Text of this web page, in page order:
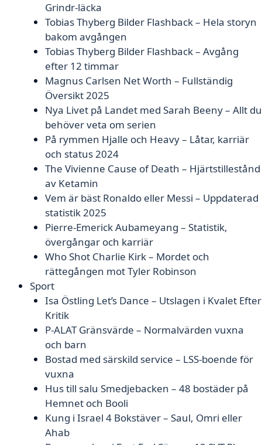
Grindr-läcka
Tobias Thyberg Bilder Flashback – Hela storyn
bakom avgången
Tobias Thyberg Bilder Flashback – Avgång
efter 12 timmar
Magnus Carlsen Net Worth – Fullständig
Översikt 2025
Nya Livet på Landet med Sarah Beeny – Allt du
behöver veta om serien
På rymmen Hjalle och Heavy – Låtar, karriär
och status 2024
The Vivienne Cause of Death – Hjärtstillestånd
av Ketamin
Vem är bäst Ronaldo eller Messi – Uppdaterad
statistik 2025
Pierre-Emerick Aubameyang – Statistik,
övergångar och karriär
Who Shot Charlie Kirk – Mordet och
rättegången mot Tyler Robinson
Sport
Isa Östling Let’s Dance – Utslagen i Kvalet Efter
Kritik
P-ALAT Gränsvärde – Normalvärden vuxna
och barn
Bostad med särskild service – LSS-boende för
vuxna
Hus till salu Smedjebacken – 48 bostäder på
Hemnet och Booli
Kung i Israel 4 Bokstäver – Saul, Omri eller
Ahab